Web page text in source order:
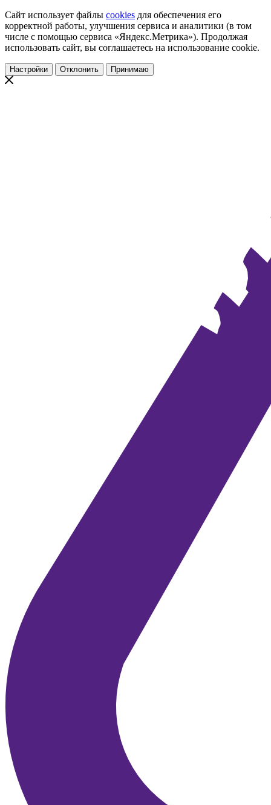
Сайт использует файлы cookies для обеспечения его
корректной работы, улучшения сервиса и аналитики (в том
числе с помощью сервиса «Яндекс.Метрика»). Продолжая
использовать сайт, вы соглашаетесь на использование cookie.
Настройки Отклонить Принимаю